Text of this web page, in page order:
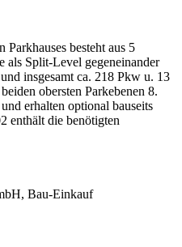
besteht aus 5
als Split-Level gegeneinander
insgesamt ca. 218 Pkw u. 13
obersten Parkebenen 8.
erhalten optional bauseits
enthält die benötigten
Bau-Einkauf